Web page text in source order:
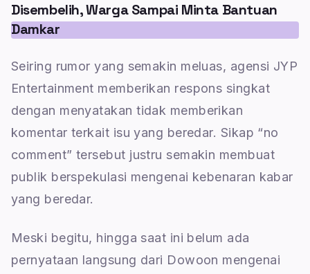
Disembelih, Warga Sampai Minta Bantuan
Damkar
Seiring rumor yang semakin meluas, agensi JYP
Entertainment memberikan respons singkat
dengan menyatakan tidak memberikan
komentar terkait isu yang beredar. Sikap “no
comment” tersebut justru semakin membuat
publik berspekulasi mengenai kebenaran kabar
yang beredar.
Meski begitu, hingga saat ini belum ada
pernyataan langsung dari Dowoon mengenai